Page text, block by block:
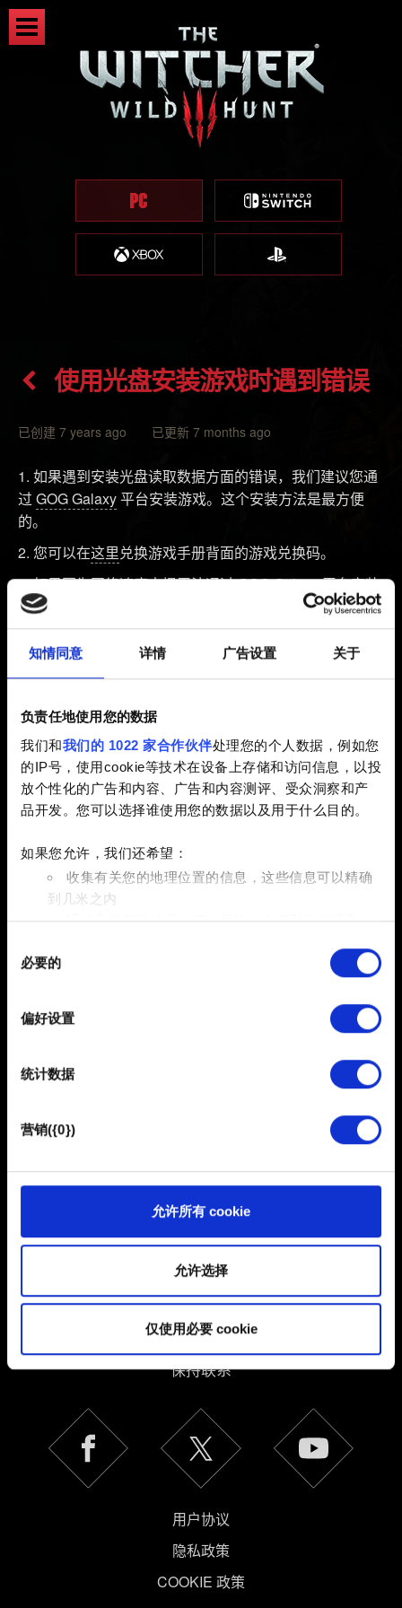
知情同意 详情 广告设置 关于
负责任地使用您的数据
我们和我们的 1022 家合作伙伴处理您的个人数据，例如您
的IP号，使用cookie等技术在设备上存储和访问信息，以投
放个性化的广告和内容、广告和内容测评、受众洞察和产
品开发。您可以选择谁使用您的数据以及用于什么目的。
如果您允许，我们还希望：
收集有关您的地理位置的信息，这些信息可以精确
到几米之内
通过主动扫描特定特征（指纹）来识别您的设备
查找有关您的个人数据如何处理的更多信息，
并设置您的首选项。您可随时从Cookie声明中更改或撤回
部分需要使用 Cookies 的是为了让网站功能可用，而另一
馈，以便网站将更好地服务于您。例如帮助我们在社交媒
也可能与我们的合作伙伴分享我们的 Cookie 片段。但是，
使用所有这些非强制性的 Cookie 都需要提前获取您的许
您可以在下面的"设置"菜单中找到有关我们使用 Cookie 的
其中的内容并准备好继续，请点击"确定"。
必要的
偏好设置
统计数据
营销({0})
允许所有 cookie
允许选择
仅使用必要 cookie
使用光盘安装游戏时遇到错误
已创建 7 years ago 已更新 7 months ago
如果遇到安装光盘读取数据方面的错误，我们建议您通
过 GOG Galaxy平台安装游戏。这个安装方法是最方便
的。
您可以在这里兑换游戏手册背面的游戏兑换码。
如果因为网络速度太慢无法通过 GOG Galaxy 平台安装
游戏，我们建议您：
确保光盘洁净完好，否则可能会妨碍读取光盘数据。
件。
按照此处 所述方法执行清洁启动后，，再运行游戏安装程
序。在将光盘的数据传输到计算机硬盘上时，安全软件和杀毒
软件可能会产生不利的影响。干净启动模式可以消除这些影
响。
相应的文件。
如果采取上述步骤仍然无法正确安装游戏，请检查该错
误是否可以在另一台电脑上重现。
注意： 如果已经采用上述解决方法，或者经验证上述解决
方法均无效，那么我们建议您行使在产品购买处提交投诉
需要帮助？
简体中文
保持联系
用户协议
隐私政策
COOKIE 政策